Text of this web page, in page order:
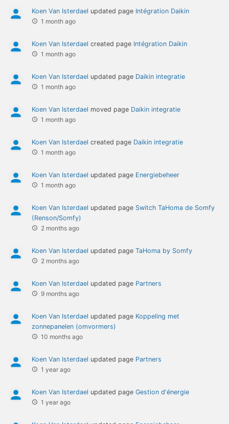
Koen Van Isterdael updated page Intégration Daikin
1 month ago
Koen Van Isterdael created page Intégration Daikin
1 month ago
Koen Van Isterdael updated page Daikin integratie
1 month ago
Koen Van Isterdael moved page Daikin integratie
1 month ago
Koen Van Isterdael created page Daikin integratie
1 month ago
Koen Van Isterdael updated page Energiebeheer
1 month ago
Koen Van Isterdael updated page Switch TaHoma de Somfy
(Renson/Somfy)
2 months ago
Koen Van Isterdael updated page TaHoma by Somfy
2 months ago
Koen Van Isterdael updated page Partners
9 months ago
Koen Van Isterdael updated page Koppeling met
zonnepanelen (omvormers)
10 months ago
Koen Van Isterdael updated page Partners
1 year ago
Koen Van Isterdael updated page Gestion d'énergie
1 year ago